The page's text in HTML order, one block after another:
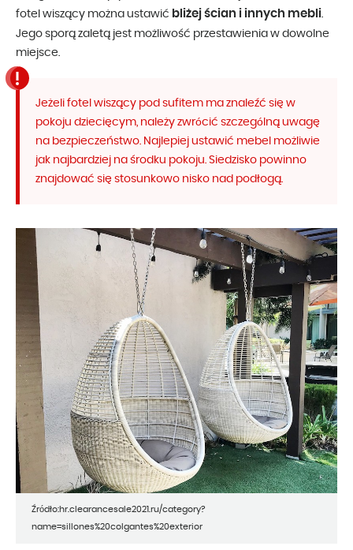
fotel wiszący można ustawić bliżej ścian i innych mebli.
Jego sporą zaletą jest możliwość przestawienia w dowolne
miejsce.
Jeżeli fotel wiszący pod sufitem ma znaleźć się w
pokoju dziecięcym, należy zwrócić szczególną uwagę
na bezpieczeństwo. Najlepiej ustawić mebel możliwie
jak najbardziej na środku pokoju. Siedzisko powinno
znajdować się stosunkowo nisko nad podłogą.
Źródło:hr.clearancesale2021.ru/category?
name=sillones%20colgantes%20exterior